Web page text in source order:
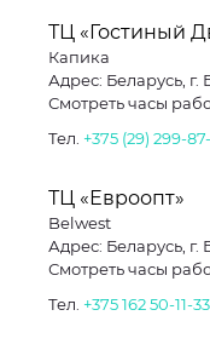
ТЦ «Гостиный
Капика
Адрес: Беларусь, г.
Смотреть часы
Тел. +375 (29) 299-
ТЦ «Евроопт»
Belwest
Адрес: Беларусь, г.
Смотреть часы
Тел. +375 162 50-11-33